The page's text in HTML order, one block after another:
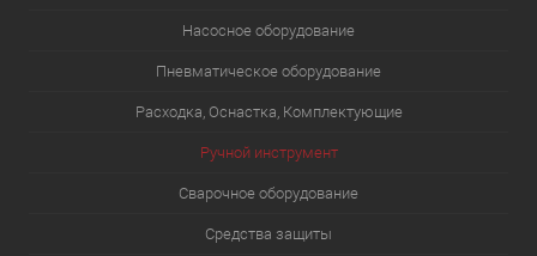
Насосное оборудование
Пневматическое оборудование
Расходка, Оснастка, Комплектующие
Ручной инструмент
Сварочное оборудование
Средства защиты